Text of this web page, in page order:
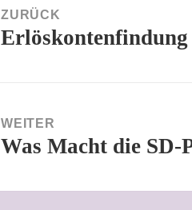
ZURÜCK
Vorheriger
WEITER
Nächster
Was Macht die SD-